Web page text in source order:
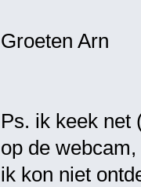
Groeten Arn
Ps. ik keek net
op de
ik kon niet